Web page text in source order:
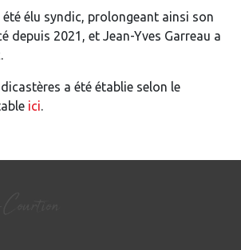
été élu syndic, prolongeant ainsi son
depuis 2021, et Jean-Yves Garreau a
a été établie selon le
ici